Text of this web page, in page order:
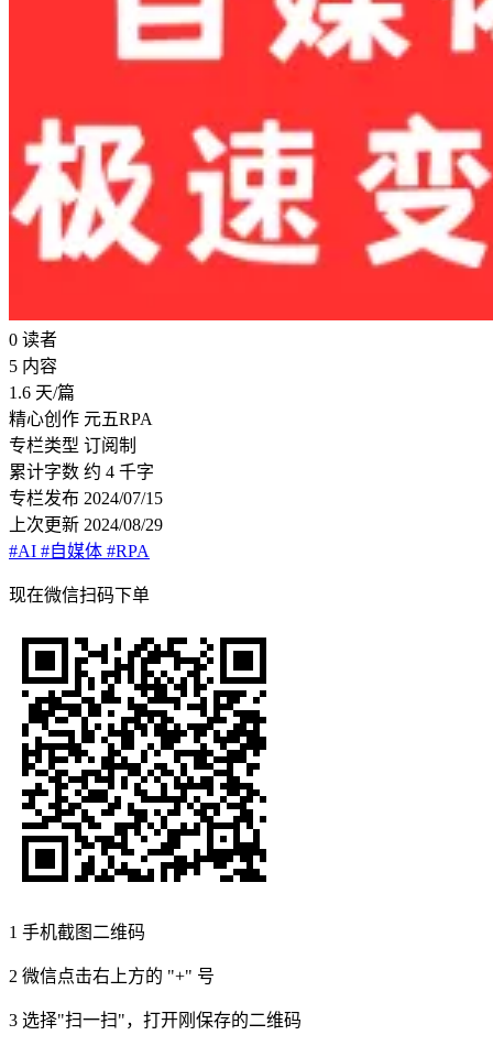
0 读者
5 内容
1.6 天/篇
精心创作 元五RPA
专栏类型 订阅制
累计字数 约 4 千字
专栏发布 2024/07/15
上次更新 2024/08/29
#AI #自媒体 #RPA
现在微信扫码下单
1 手机截图二维码
2 微信点击右上方的 "+" 号
3 选择"扫一扫"，打开刚保存的二维码